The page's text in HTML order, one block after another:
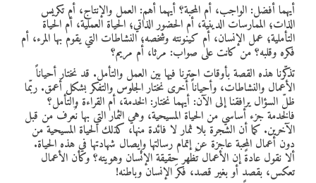
أيهما أفضل: الواجب، أم المحبة؟ أيهما أهم: العمل والإنتاج، أم تكريس
الذات؛ الممارسات الدينية، أم الحضور الذاتي؛ الحياة العملية، أم الحياة
التأملية؛ عمل الإنسان، أم كينونته وشخصه؛ النشاطات التي يقوم بها المرء، أم
فكره وقلبه؟ من كانت على صواب: مرثا، أم مريم؟
تذكّرنا هذه القصة بأوقات احترنا فيها بين العمل والتأمل. قد نختار أحياناً
الأعمال والنشاطات، وأحياناً أخرى نختار الجلوس والتفكر بشكل أعمق. ربّما
ظلّ السؤال يرافقنا إلى الآن: أيهما نختار: الخدمة، أم القراءة والتأمل؟
فالخدمة جزء أساسي من الحياة المسيحية، وهي الثمار التي بها نُعرف من قبل
الآخرين. كما أن الشجرة بلا ثمار لا فائدة منها، كذلك الحياة المسيحية من
دون أعمال المحبة عاجزة عن إتمام رسالتها وإيصال شهادتها في هذه الحياة.
ألا نقول عادةً إن الأعمال تُظهر حقيقة الإنسان وهويته؟ وكأن الأعمال
تعكس، بقصدٍ أو بغير قصد، فكرَ الإنسان وباطنه!